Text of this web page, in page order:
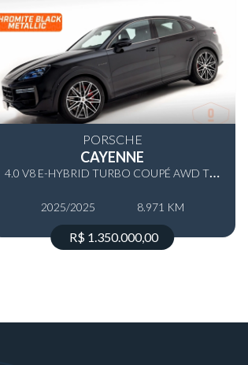
PORSCHE
CAYENNE
4
.0 V8 E-HYBRID TURBO COUPÉ AWD TIPTRONIC S
2025/2025 8.971 KM
R$ 1.350.000,00